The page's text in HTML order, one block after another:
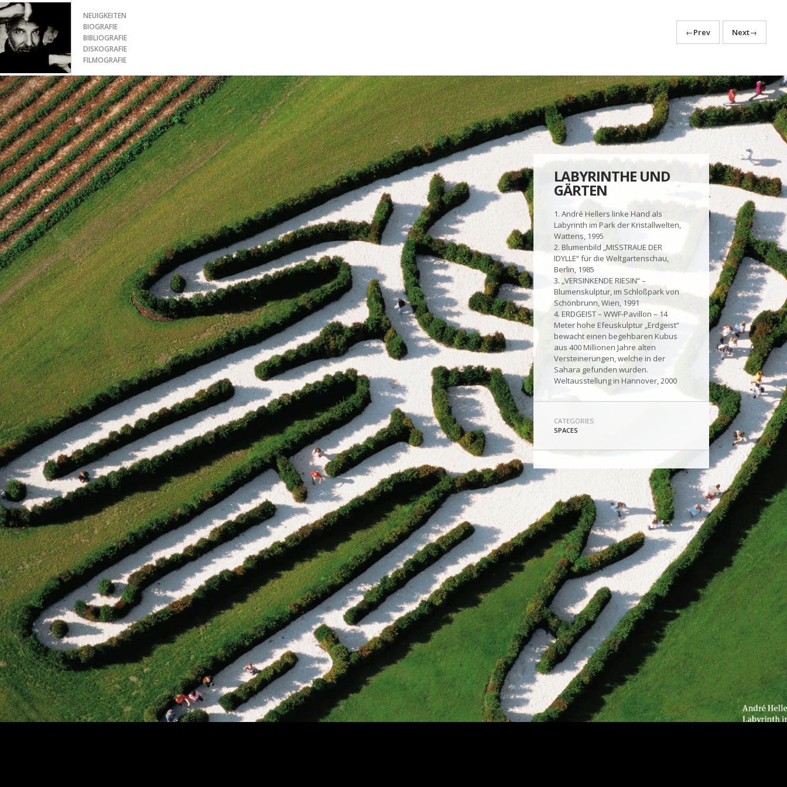
NEUIGKEITEN
BIOGRAFIE
BIBLIOGRAFIE
DISKOGRAFIE
FILMOGRAFIE
←Prev Next→
LABYRINTHE UND
GÄRTEN
1. André Hellers linke Hand als
Labyrinth im Park der Kristallwelten,
Wattens, 1995
2. Blumenbild „MISSTRAUE DER
IDYLLE“ für die Weltgartenschau,
Berlin, 1985
3. „VERSINKENDE RIESIN“ –
Blumenskulptur, im Schloßpark von
Schönbrunn, Wien, 1991
4. ERDGEIST – WWF-Pavillon – 14
Meter hohe Efeuskulptur „Erdgeist“
bewacht einen begehbaren Kubus
aus 400 Millionen Jahre alten
Versteinerungen, welche in der
Sahara gefunden wurden.
Weltausstellung in Hannover, 2000
CATEGORIES:
SPACES